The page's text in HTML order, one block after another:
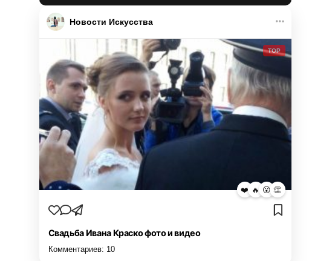
Новости Искусства
TOP
❤️ 🔥 😮 👏
Свадьба Ивана Краско фото и видео
Комментариев: 10